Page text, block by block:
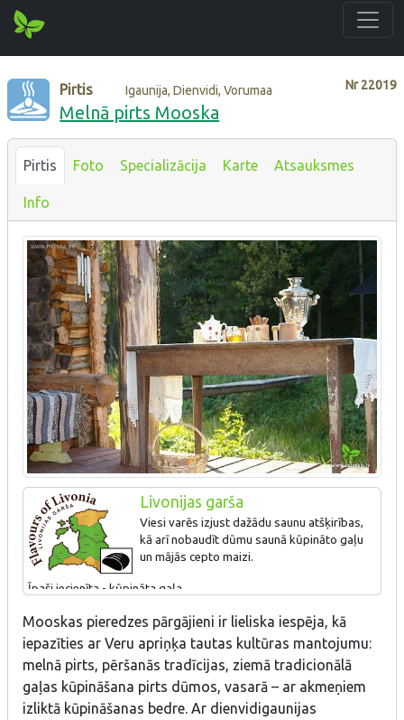
Nr22019
Pirtis Igaunija, Dienvidi, Vorumaa
Melnā pirts Mooska
Pirtis Foto Specializācija Karte Atsauksmes
Info
Livonijas garša
Viesi varēs izjust dažādu saunu atšķirības,
kā arī nobaudīt dūmu saunā kūpināto gaļu
un mājās cepto maizi.
Īpaši iecienīta - kūpināta gaļa.
Mooskas pieredzes pārgājieni ir lieliska iespēja, kā
iepazīties ar Veru apriņķa tautas kultūras mantojumu:
melnā pirts, pēršanās tradīcijas, ziemā tradicionālā
gaļas kūpināšana pirts dūmos, vasarā – ar akmeņiem
izliktā kūpināšanas bedre. Ar dienvidigaunijas